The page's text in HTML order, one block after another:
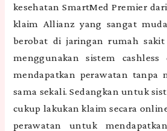
kesehatan SmartMed Premier
klaim Allianz yang sangat
berobat di jaringan rumah
menggunakan sistem
mendapatkan perawatan tanpa
sama sekali. Sedangkan untuk
cukup lakukan klaim secara
perawatan untuk